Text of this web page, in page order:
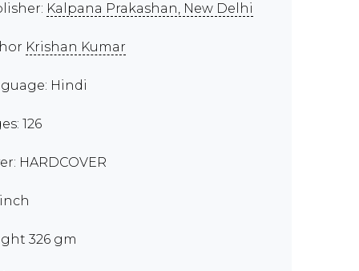
Kalpana Prakashan, New Delhi
Krishan Kumar
Hindi
126
HARDCOVER
326 gm